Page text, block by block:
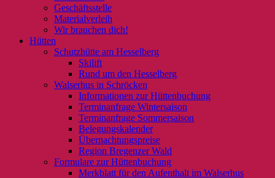
Geschäftsstelle
Materialverleih
Wir brauchen dich!
Hütten
Schutzhütte am Hesselberg
Skilift
Rund um den Hesselberg
Walserhus in Schröcken
Informationen zur Hüttenbuchung
Terminanfrage Wintersaison
Terminanfrage Sommersaison
Belegungskalender
Übernachtungspreise
Region Bregenzer Wald
Formulare zur Hüttenbuchung
Merkblatt für den Aufenthalt im Walserhus